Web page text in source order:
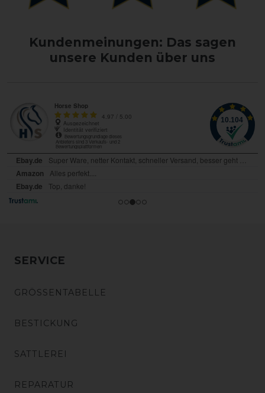
Kundenmeinungen: Das sagen
unsere Kunden über uns
SERVICE
GRÖSSENTABELLE
BESTICKUNG
SATTLEREI
REPARATUR